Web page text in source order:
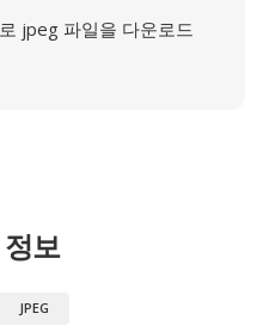
jpeg 파일을 다운로드
보
JPEG